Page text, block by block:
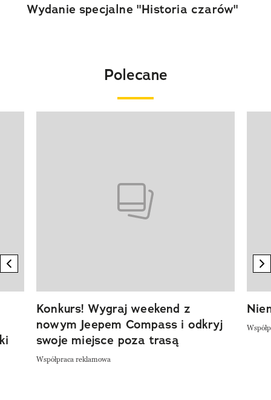
Wydanie specjalne "Historia czarów"
Polecane
previous element
Konkurs! Wygraj weekend z
nowym Jeepem Compass i odkryj
swoje miejsce poza trasą
Współpraca reklamowa